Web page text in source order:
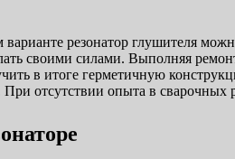
резонатор глушителя
своими силами. Выполняя
в итоге герметичную
отсутствии опыта в сварочных